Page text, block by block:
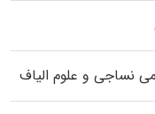
نساجی و علوم الیاف